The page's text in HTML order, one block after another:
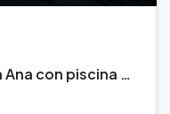
Loft para inversión en Santa Ana con piscina y excelente ubicación